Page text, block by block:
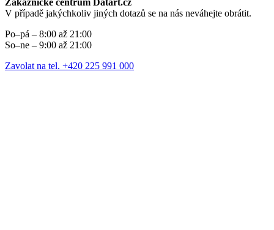
Zákaznické centrum Datart.cz
V případě jakýchkoliv jiných dotazů se na nás neváhejte obrátit.
Po–pá – 8:00 až 21:00
So–ne – 9:00 až 21:00
Zavolat na tel. +420 225 991 000